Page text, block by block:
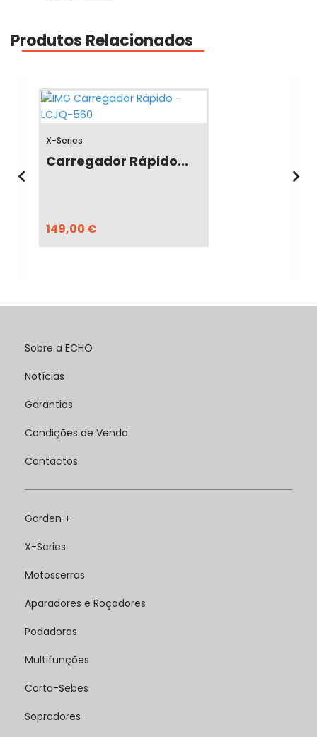
Produtos Relacionados
X-Series
Carregador Rápido...
149,00 €
Sobre a ECHO
Notícias
Garantias
Condições de Venda
Contactos
Garden +
X-Series
Motosserras
Aparadores e Roçadores
Podadoras
Multifunções
Corta-Sebes
Sopradores